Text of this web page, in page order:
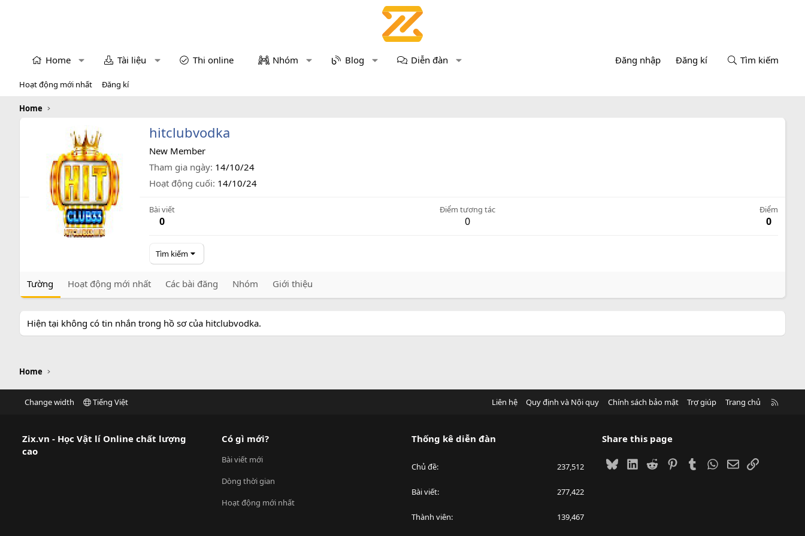
Home Tài liệu Thi online Nhóm Blog Diễn đàn Đăng nhập Đăng kí Tìm kiếm
Hoạt động mới nhất Đăng kí
Home
hitclubvodka
New Member
Tham gia ngày 14/10/24
Hoạt động cuối 14/10/24
Bài viết
0
Điểm tương tác
0
Điểm
0
Tìm kiếm
Tường Hoạt động mới nhất Các bài đăng Nhóm Giới thiệu
Hiện tại không có tin nhắn trong hồ sơ của hitclubvodka.
Home
Change width Tiếng Việt Liên hệ Quy định và Nội quy Chính sách bảo mật Trợ giúp Trang chủ
Zix.vn - Học Vật lí Online chất lượng
cao
Có gì mới?
Bài viết mới
Dòng thời gian
Hoạt động mới nhất
Thống kê diễn đàn
Chủ đề 237,512
Bài viết 277,422
Thành viên 139,467
Share this page
BlueskyLinkedIn
Reddit PinterestTumblrWhatsApp
EmailLink